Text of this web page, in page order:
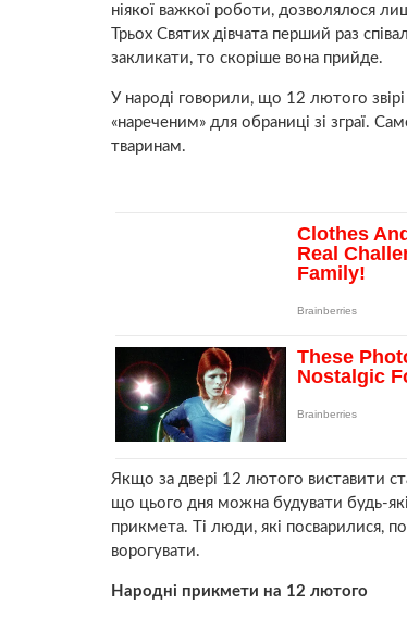
ніякої важкої роботи, дозволялося
Трьох Святих дівчата перший раз
закликати, то скоріше вона прийде.
У народі говорили, що 12 лютого
«нареченим» для обраниці зі зграї.
тваринам.
Якщо за двері 12 лютого виставити
що цього дня можна будувати будь-
прикмета. Ті люди, які посварилися,
ворогувати.
Народні прикмети на 12 лютого